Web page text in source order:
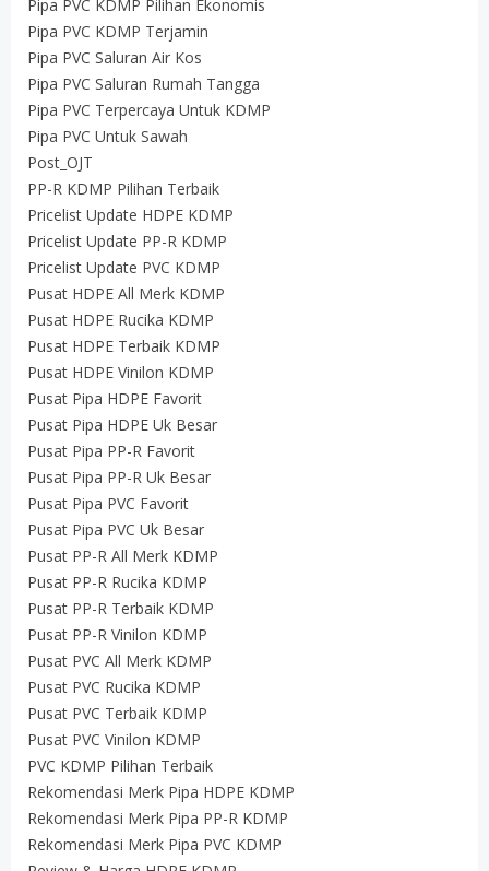
Pipa PVC KDMP Pilihan Ekonomis
Pipa PVC KDMP Terjamin
Pipa PVC Saluran Air Kos
Pipa PVC Saluran Rumah Tangga
Pipa PVC Terpercaya Untuk KDMP
Pipa PVC Untuk Sawah
Post_OJT
PP-R KDMP Pilihan Terbaik
Pricelist Update HDPE KDMP
Pricelist Update PP-R KDMP
Pricelist Update PVC KDMP
Pusat HDPE All Merk KDMP
Pusat HDPE Rucika KDMP
Pusat HDPE Terbaik KDMP
Pusat HDPE Vinilon KDMP
Pusat Pipa HDPE Favorit
Pusat Pipa HDPE Uk Besar
Pusat Pipa PP-R Favorit
Pusat Pipa PP-R Uk Besar
Pusat Pipa PVC Favorit
Pusat Pipa PVC Uk Besar
Pusat PP-R All Merk KDMP
Pusat PP-R Rucika KDMP
Pusat PP-R Terbaik KDMP
Pusat PP-R Vinilon KDMP
Pusat PVC All Merk KDMP
Pusat PVC Rucika KDMP
Pusat PVC Terbaik KDMP
Pusat PVC Vinilon KDMP
PVC KDMP Pilihan Terbaik
Rekomendasi Merk Pipa HDPE KDMP
Rekomendasi Merk Pipa PP-R KDMP
Rekomendasi Merk Pipa PVC KDMP